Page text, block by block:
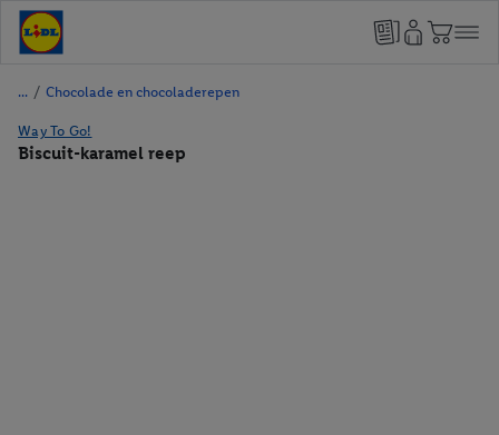
/ Chocolade en chocoladerepen
Way To Go!
Biscuit-karamel reep